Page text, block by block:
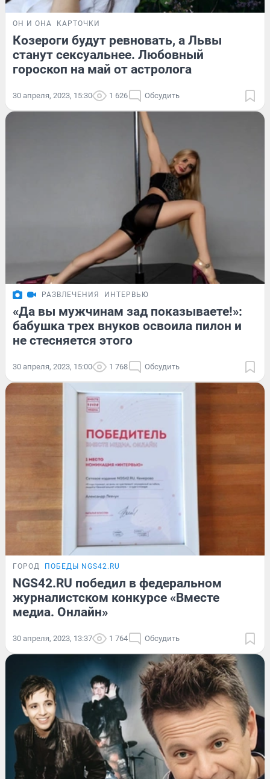
ОН И ОНА КАРТОЧКИ
Козероги будут ревновать, а Львы
станут сексуальнее. Любовный
гороскоп на май от астролога
30 апреля, 2023, 15:30 1 626 Обсудить
РАЗВЛЕЧЕНИЯ ИНТЕРВЬЮ
«Да вы мужчинам зад показываете!»:
бабушка трех внуков освоила пилон и
не стесняется этого
30 апреля, 2023, 15:00 1 768 Обсудить
ГОРОД ПОБЕДЫ NGS42.RU
NGS42.RU победил в федеральном
журналистском конкурсе «Вместе
медиа. Онлайн»
30 апреля, 2023, 13:37 1 764 Обсудить